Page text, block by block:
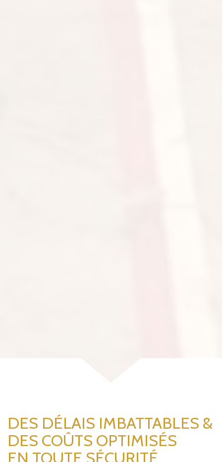
DES DÉLAIS IMBATTABLES &
DES COÛTS OPTIMISÉS
EN TOUTE SÉCURITÉ